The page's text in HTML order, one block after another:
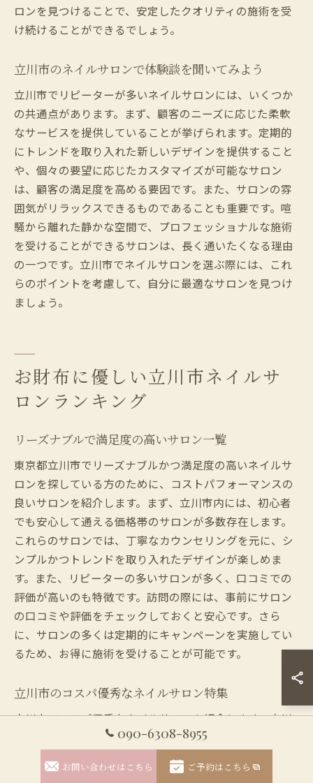
ロンを見つけることで、安定したクオリティの施術を受
け続けることができるでしょう。
立川市のネイルサロンで体験談を聞いてみよう
立川市でリピーターが多いネイルサロンには、いくつか
の共通点があります。まず、顧客のニーズに応じた柔軟
なサービスを提供していることが挙げられます。定期的
にトレンドを取り入れた新しいデザインを提供すること
や、個々の要望に応じたカスタマイズが可能なサロン
は、顧客の満足度を高める要因です。また、サロンの雰
囲気がリラックスできるものであることも重要です。喧
騒から離れた静かな空間で、プロフェッショナルな施術
を受けることができるサロンは、長く通いたくなる理由
の一つです。立川市でネイルサロンを選ぶ際には、これ
らのポイントを考慮して、自分に最適なサロンを見つけ
ましょう。
お財布に優しい立川市ネイルサ
ロンランキング
リーズナブルで満足度の高いサロン一覧
東京都立川市でリーズナブルかつ満足度の高いネイルサ
ロンを探している方のために、コストパフォーマンスの
良いサロンを紹介します。まず、立川市内には、初心者
でも安心して通える価格帯のサロンが多数存在します。
これらのサロンでは、丁寧なカウンセリングを元に、シ
ンプルかつトレンドを取り入れたデザインが楽しめま
す。また、リピーターの多いサロンが多く、口コミでの
評価が高いのも特徴です。訪問の際には、事前にサロン
の口コミや評価をチェックしておくと安心です。さら
に、サロンの多くは定期的にキャンペーンを実施してい
るため、お得に施術を受けることが可能です。
立川市のコスパ優秀なネイルサロン特集
立川市でコスパ優秀なネイルサロンを紹介します。立川
市には、多様な価格帯とサービスを提供するネイルサロ
ンが存在し、その中でもコストパフォーマンスに優れた
サロンを選択することが重要です。多くのサロンでは、
090-6308-8955
お問い合わせはこちら ご予約はこちら